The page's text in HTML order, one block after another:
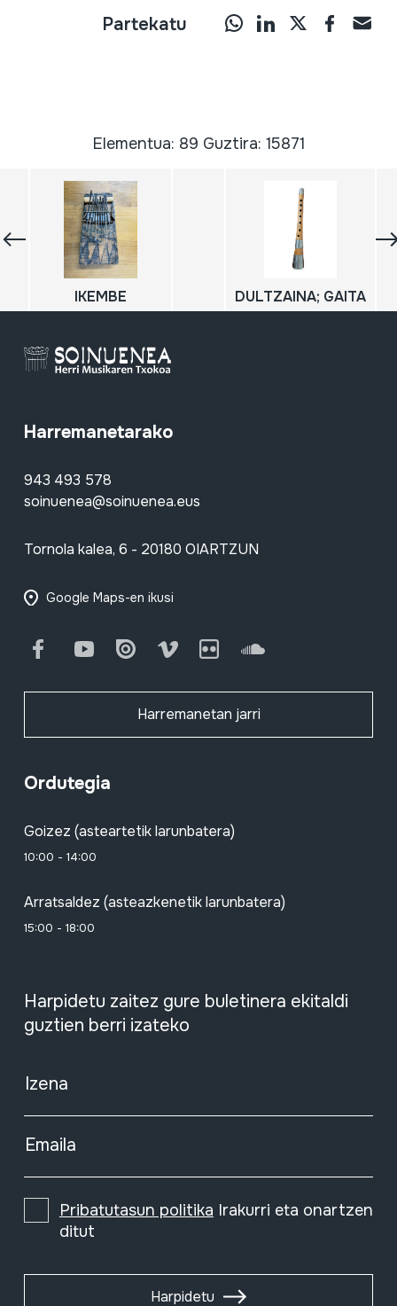
Partekatu
Elementua: 89 Guztira: 15871
IKEMBE DULTZAINA; GAITA
Harremanetarako
943 493 578
soinuenea@soinuenea.eus
Tornola kalea, 6 - 20180 OIARTZUN
Google Maps-en ikusi
FacebookYoutube Issuu Vimeo Flickr SoundCloud
Harremanetan jarri
Ordutegia
Goizez (asteartetik larunbatera)
10:00 - 14:00
Arratsaldez (asteazkenetik larunbatera)
15:00 - 18:00
Harpidetu zaitez gure buletinera ekitaldi
guztien berri izateko
Izena
Emaila
Pribatutasun politika Irakurri eta onartzen
ditut
Harpidetu